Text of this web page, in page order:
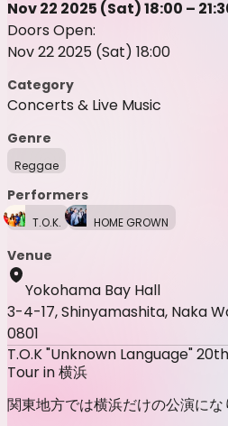
Nov 22 2025 (Sat) 18:00 –
Doors Open:
Nov 22 2025 (Sat) 18:00
Category
Concerts & Live Music
Genre
Reggae
Performers
T.O.K. HOME GROWN
Venue
Yokohama Bay Hall
3-4-17, Shinyamashita, Naka
0801
T.O.K "Unknown Language"
Tour in 横浜
関東地方では横浜だけの公演にな